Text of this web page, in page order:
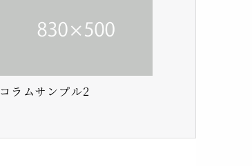
コラムサンプル2